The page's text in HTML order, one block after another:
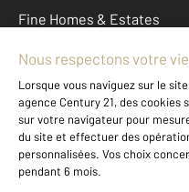
Fine Homes & Estates
À propos
International
Nous contacter